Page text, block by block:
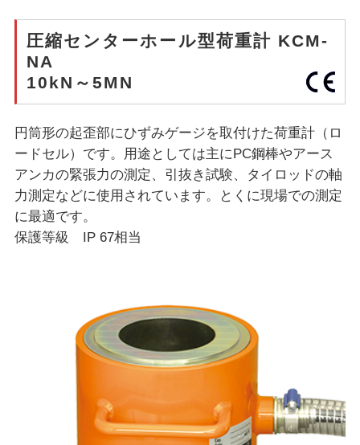
圧縮センターホール型荷重計 KCM-
NA
10kN～5MN
円筒形の起歪部にひずみゲージを取付けた荷重計（ロ
ードセル）です。用途としては主にPC鋼棒やアース
アンカの緊張力の測定、引抜き試験、タイロッドの軸
力測定などに使用されています。とくに現場での測定
に最適です。
保護等級 IP 67相当